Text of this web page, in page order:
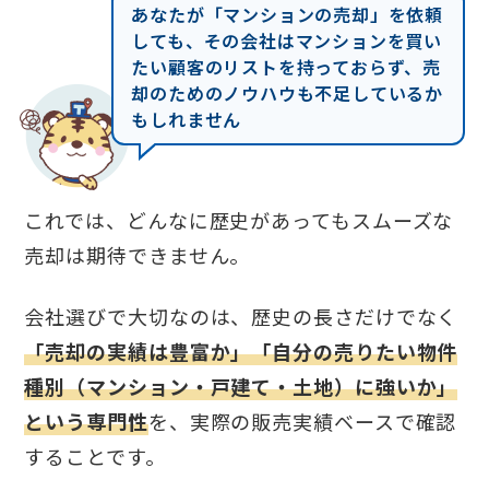
あなたが「マンションの売却」を依頼
しても、その会社はマンションを買い
たい顧客のリストを持っておらず、売
却のためのノウハウも不足しているか
もしれません
これでは、どんなに歴史があってもスムーズな
売却は期待できません。
会社選びで大切なのは、歴史の長さだけでなく
「売却の実績は豊富か」「自分の売りたい物件
種別（マンション・戸建て・土地）に強いか」
という専門性を、実際の販売実績ベースで確認
することです。